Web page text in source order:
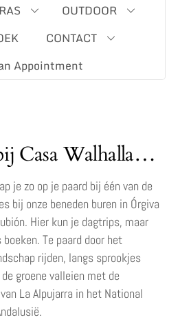
OUTDOOR
CONTACT
Appointment
Casa Walhalla…
je zo op je paard bij één van de
bij onze beneden buren in Órgiva
Hier kun je dagtrips, maar
Te paard door het
rijden, langs sprookjes
groene valleien met de
La Alpujarra in het National